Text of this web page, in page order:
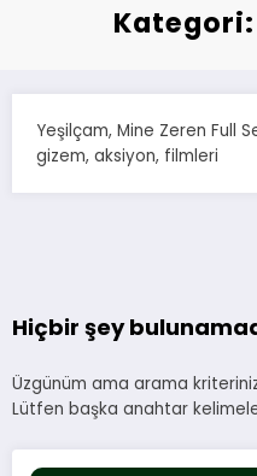
Yeşilçam, Mine Zeren Full
gizem, aksiyon, filmleri
Hiçbir şey
Üzgünüm ama arama
Lütfen başka anahtar